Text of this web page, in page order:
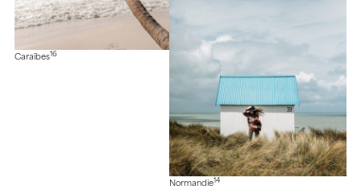
Caraïbes 16
Normandie14